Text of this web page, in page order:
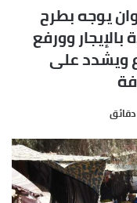
يوجه بطرح
وورفع
ويشدد على